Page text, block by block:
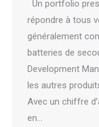
Un portfolio
répondre à tous
généralement
batteries de
Development
les autres
Avec un chiffre
en…